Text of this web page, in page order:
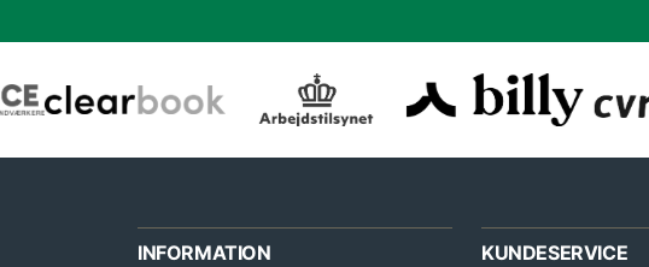
INFORMATION KUNDESERVICE